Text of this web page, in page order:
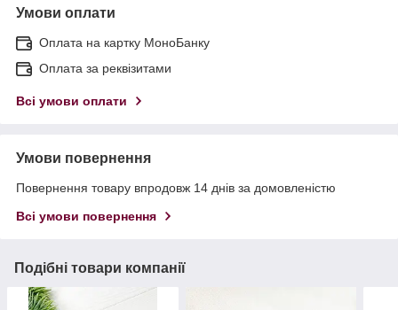
Умови оплати
Оплата на картку МоноБанку
Оплата за реквізитами
Всі умови оплати
Умови повернення
Повернення товару впродовж 14 днів за домовленістю
Всі умови повернення
Подібні товари компанії